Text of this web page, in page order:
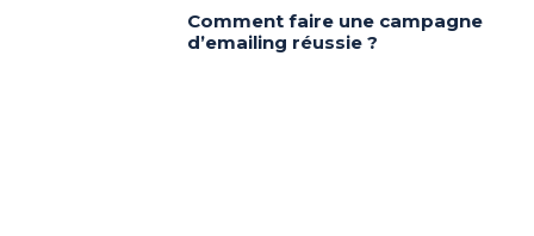
Comment faire une campagne
d’emailing réussie ?